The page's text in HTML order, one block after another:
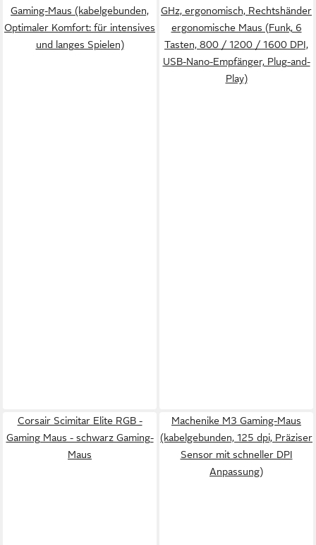
Gaming-Maus (kabelgebunden,
Optimaler Komfort: für intensives
und langes Spielen)
GHz, ergonomisch, Rechtshänder
ergonomische Maus (Funk, 6
Tasten, 800 / 1200 / 1600 DPI,
USB-Nano-Empfänger, Plug-and-
Play)
Corsair Scimitar Elite RGB -
Gaming Maus - schwarz Gaming-
Maus
Machenike M3 Gaming-Maus
(kabelgebunden, 125 dpi, Präziser
Sensor mit schneller DPI
Anpassung)